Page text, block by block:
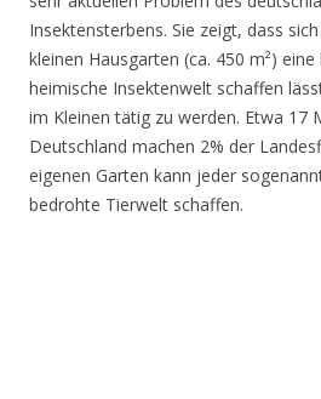
Insektensterbens. Sie zeigt, dass
kleinen Hausgarten (ca. 450 m²)
heimische Insektenwelt schaffen
im Kleinen tätig zu werden. Etwa 17
Deutschland machen 2% der
eigenen Garten kann jeder
bedrohte Tierwelt schaffen.